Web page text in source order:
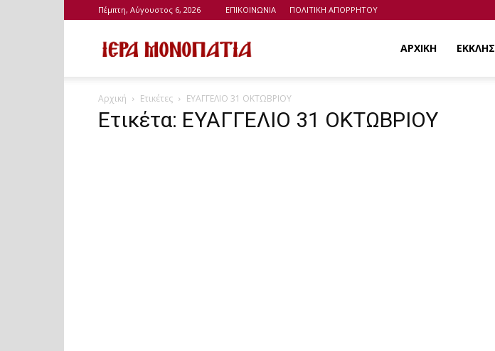
Πέμπτη, Αύγουστος 6, 2026 ΕΠΙΚΟΙΝΩΝΙΑ ΠΟΛΙΤΙΚΗ ΑΠΟΡΡΗΤΟΥ
Μονοπάτια
ΑΡΧΙΚΗ
Αρχική Ετικέτες ΕΥΑΓΓΕΛΙΟ 31 ΟΚΤΩΒΡΙΟΥ
Ετικέτα: ΕΥΑΓΓΕΛΙΟ 31 ΟΚΤΩΒΡΙΟΥ